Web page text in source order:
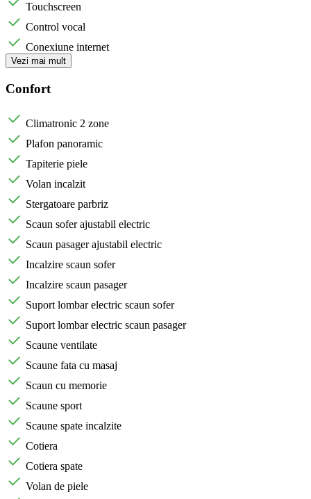
Touchscreen
Control vocal
Conexiune internet
Vezi mai mult
Confort
Climatronic 2 zone
Plafon panoramic
Tapiterie piele
Volan incalzit
Stergatoare parbriz
Scaun sofer ajustabil electric
Scaun pasager ajustabil electric
Incalzire scaun sofer
Incalzire scaun pasager
Suport lombar electric scaun sofer
Suport lombar electric scaun pasager
Scaune ventilate
Scaune fata cu masaj
Scaun cu memorie
Scaune sport
Scaune spate incalzite
Cotiera
Cotiera spate
Volan de piele